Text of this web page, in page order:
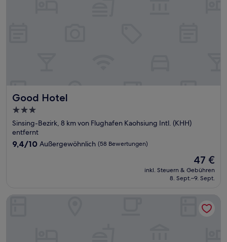
Good Hotel
Good Hotel
3.0-
Sterne-
Unterkunft
Sinsing-Bezirk, 8 km von Flughafen Kaohsiung Intl. (KHH)
entfernt
9.4
9,4/10 Außergewöhnlich (58 Bewertungen)
Der
Preis
beträgt
47 €
inkl. Steuern & Gebühren
8. Sept.–9. Sept.